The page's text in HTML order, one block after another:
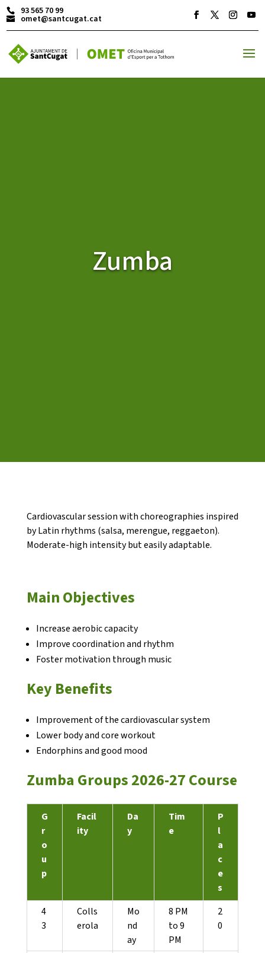
93 565 70 99
omet@santcugat.cat
Zumba
Cardiovascular session with choreographies inspired
by Latin rhythms (salsa, merengue, reggaeton).
Moderate-high intensity but easily adaptable.
Main Objectives
Increase aerobic capacity
Improve coordination and rhythm
Foster motivation through music
Key Benefits
Improvement of the cardiovascular system
Lower body and core workout
Endorphins and good mood
Zumba Groups 2026-27 Course
G
r
o
u
p
Facil
ity
Da
y
Tim
e
P
l
a
c
e
s
4
3
Colls
erola
Mo
nd
ay
8 PM
to 9
PM
2
0
ACTIVITATS D'ESTIU
SUPORT TERCER SECTOR
La Fundació
Missió i valors
Els comptes clars
Memòria d'activitats
Notícies
Butlletins
Diari de la Fundació
Xarxes socials